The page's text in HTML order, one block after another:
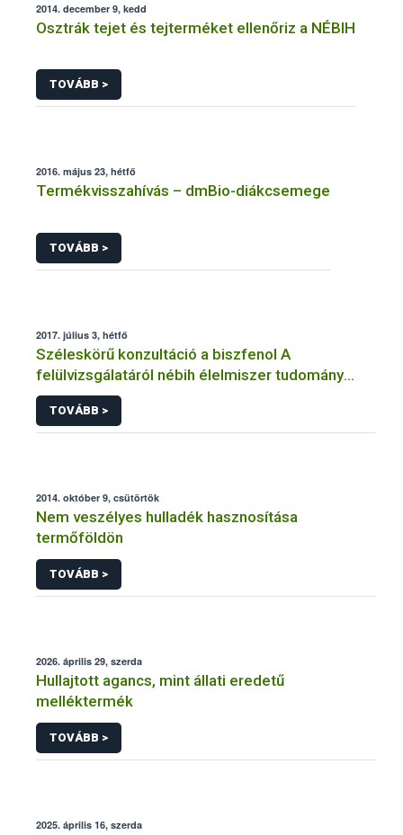
2014. december 9, kedd
Osztrák tejet és tejterméket ellenőriz a NÉBIH
TOVÁBB >
2016. május 23, hétfő
Termékvisszahívás – dmBio-diákcsemege
TOVÁBB >
2017. július 3, hétfő
Széleskörű konzultáció a biszfenol A
felülvizsgálatáról nébih élelmiszer tudomány
efsa bpa cef
TOVÁBB >
2014. október 9, csütörtök
Nem veszélyes hulladék hasznosítása
termőföldön
TOVÁBB >
2026. április 29, szerda
Hullajtott agancs, mint állati eredetű
melléktermék
TOVÁBB >
2025. április 16, szerda